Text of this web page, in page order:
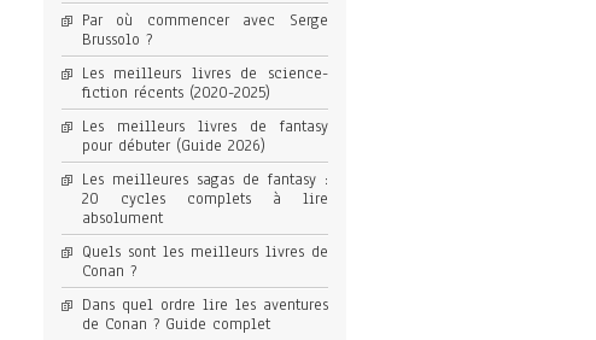
Par où commencer avec Serge
Brussolo ?
Les meilleurs livres de science-
fiction récents (2020-2025)
Les meilleurs livres de fantasy
pour débuter (Guide 2026)
Les meilleures sagas de fantasy :
20 cycles complets à lire
absolument
Quels sont les meilleurs livres de
Conan ?
Dans quel ordre lire les aventures
de Conan ? Guide complet